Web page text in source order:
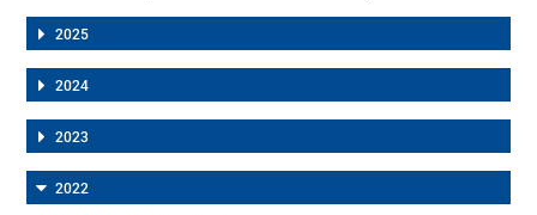
2025
2024
2023
2022